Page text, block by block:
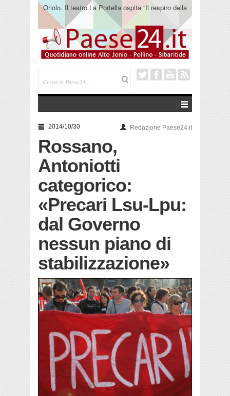
Oriolo. Il teatro La Portella ospita “Il respiro della
terra” del collettivo 365
2014/10/30 Redazione Paese24.it
Rossano,
Antoniotti
categorico:
«Precari Lsu-Lpu:
dal Governo
nessun piano di
stabilizzazione»